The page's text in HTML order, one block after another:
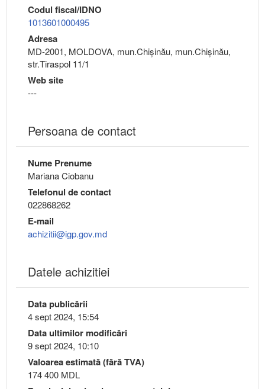
Codul fiscal/IDNO
1013601000495
Adresa
MD-2001, MOLDOVA, mun.Chişinău, mun.Chişinău,
str.Tiraspol 11/1
Web site
---
Persoana de contact
Nume Prenume
Mariana Ciobanu
Telefonul de contact
022868262
E-mail
achizitii@igp.gov.md
Datele achizitiei
Data publicării
4 sept 2024, 15:54
Data ultimilor modificări
9 sept 2024, 10:10
Valoarea estimată (fără TVA)
174 400 MDL